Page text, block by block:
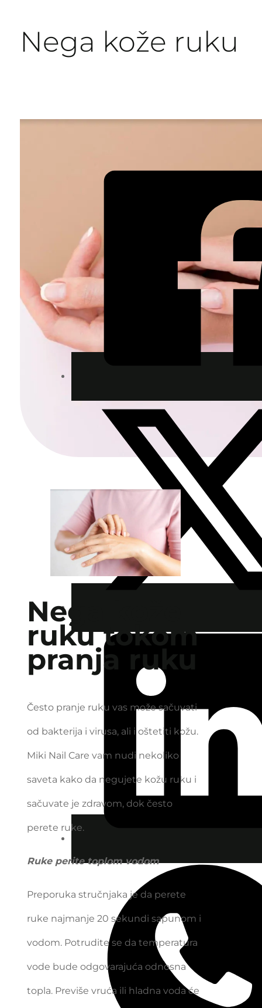
Nega kože ruku
Nega kože
ruku tokom
pranja ruku
Često pranje ruku vas može sačuvati
od bakterija i virusa, ali i oštetiti kožu.
Miki Nail Care vam nudi nekoliko
saveta kako da negujete kožu ruku i
sačuvate je zdravom, dok često
perete ruke.
Ruke perite toplom vodom
Preporuka stručnjaka je da perete
ruke najmanje 20 sekundi sapunom i
vodom. Potrudite se da temperatura
vode bude odgovarajuća odnosna
topla. Previše vruća ili hladna voda će